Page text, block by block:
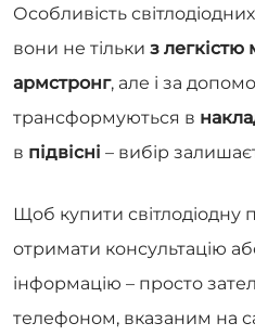
Особливість
вони не тільки з легкістю
армстронг, але і за
трансформуються в
в підвісні – вибір
Щоб купити світлодіодну
отримати консультацію
інформацію – просто
телефоном, вказаним на